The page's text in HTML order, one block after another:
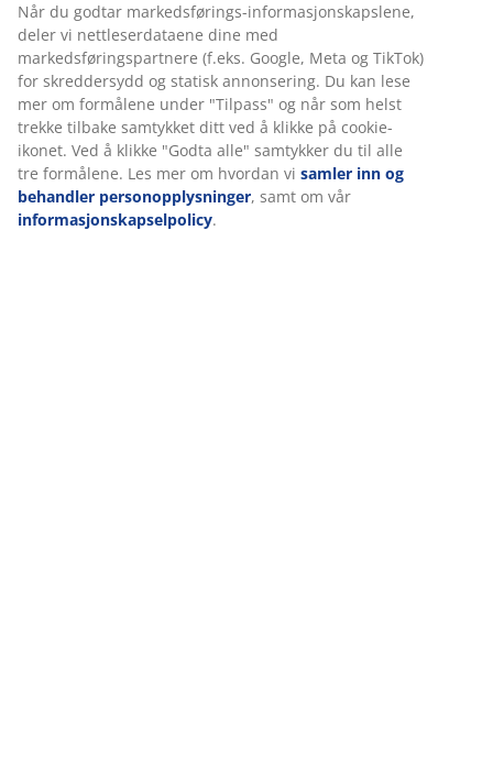
Når du godtar markedsførings-informasjonskapslene,
deler vi nettleserdataene dine med
markedsføringspartnere (f.eks. Google, Meta og TikTok)
for skreddersydd og statisk annonsering. Du kan lese
mer om formålene under "Tilpass" og når som helst
trekke tilbake samtykket ditt ved å klikke på cookie-
ikonet. Ved å klikke "Godta alle" samtykker du til alle
tre formålene. Les mer om hvordan vi samler inn og
behandler personopplysninger, samt om vår
informasjonskapselpolicy.